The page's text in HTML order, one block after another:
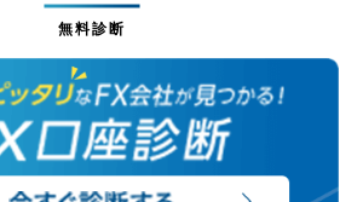
無料診断